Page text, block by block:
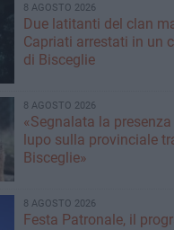
8 AGOSTO 2026
Due latitanti del clan
Capriati arrestati in un
di Bisceglie
8 AGOSTO 2026
«Segnalata la
lupo sulla provinciale
Bisceglie»
8 AGOSTO 2026
Festa Patronale, il